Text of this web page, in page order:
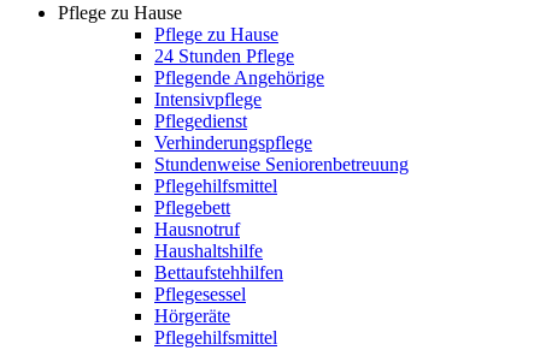
Pflege zu Hause
Pflege zu Hause
24 Stunden Pflege
Pflegende Angehörige
Intensivpflege
Pflegedienst
Verhinderungspflege
Stundenweise Seniorenbetreuung
Pflegehilfsmittel
Pflegebett
Hausnotruf
Haushaltshilfe
Bettaufstehhilfen
Pflegesessel
Hörgeräte
Pflegehilfsmittel